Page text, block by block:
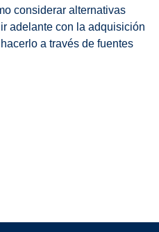
considerar alternativas
adelante con la adquisición
a través de fuentes